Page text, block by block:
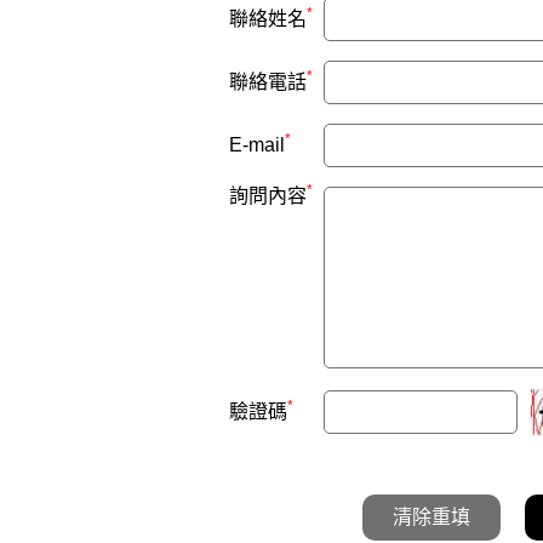
聯絡姓名*
聯絡電話*
E-mail *
詢問內容*
驗證碼*
清除重填